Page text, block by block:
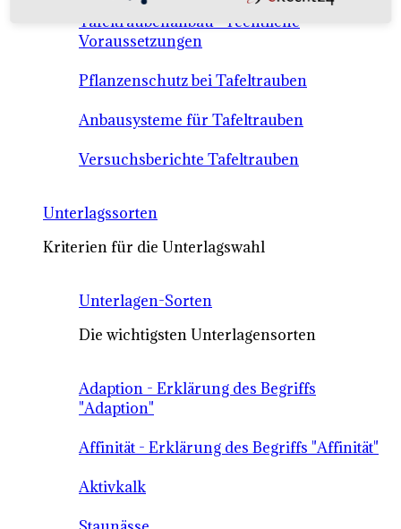
Tafeltraubenanbau - rechtliche
Voraussetzungen
Pflanzenschutz bei Tafeltrauben
Anbausysteme für Tafeltrauben
Versuchsberichte Tafeltrauben
Unterlagssorten
Kriterien für die Unterlagswahl
Unterlagen-Sorten
Die wichtigsten Unterlagensorten
Adaption - Erklärung des Begriffs
"Adaption"
Affinität - Erklärung des Begriffs "Affinität"
Aktivkalk